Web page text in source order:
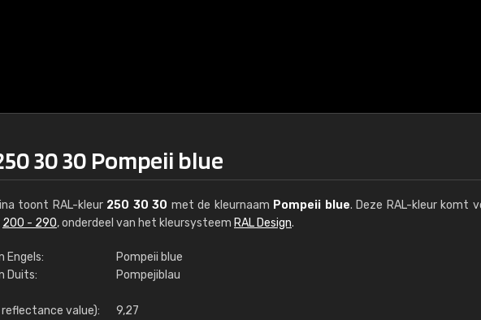
30 30 Pompeii blue
toont RAL-kleur 250 30 30 met de kleurnaam Pompeii blue. Deze RAL-kleur komt
200 - 290, onderdeel van het kleursysteem RAL Design.
Engels:
Pompeii blue
Duits:
Pompejiblau
value): 9,27